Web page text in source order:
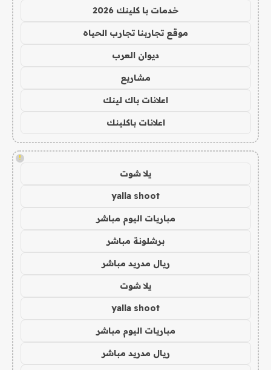
خدمات با كلينك 2026
موقع تجاربنا تجارب الحياه
ديوان العرب
مشاريع
اعلانات باك لينك
اعلانات باكلينك
!
يلا شوت
yalla shoot
مباريات اليوم مباشر
برشلونة مباشر
ريال مدريد مباشر
يلا شوت
yalla shoot
مباريات اليوم مباشر
ريال مدريد مباشر